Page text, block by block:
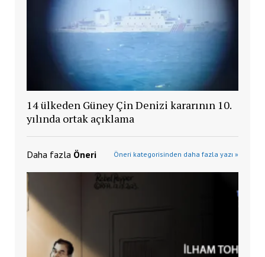
14 ülkeden Güney Çin Denizi kararının 10.
yılında ortak açıklama
Daha fazla Öneri Öneri kategorisinden daha fazla yazı »